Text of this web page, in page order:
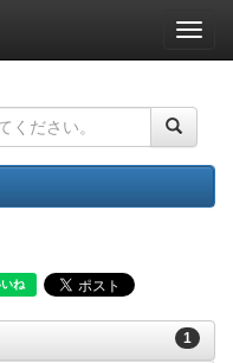
ナ
ビ
ー
ョ
ン
1